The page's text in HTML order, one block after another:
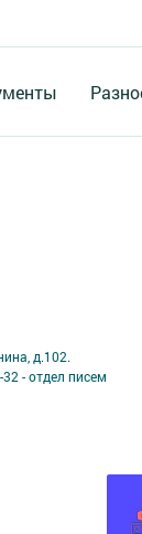
д.102.
- отдел писем